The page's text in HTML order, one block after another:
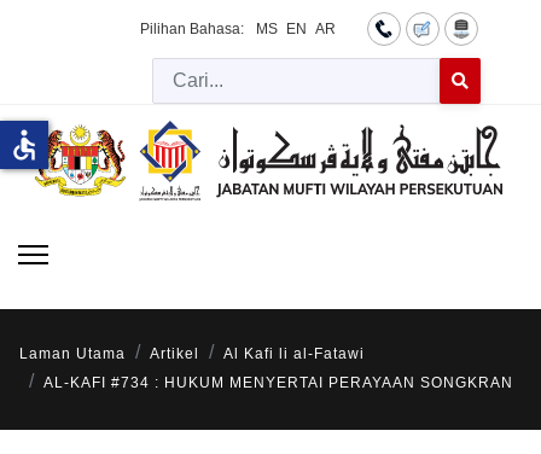
Pilihan Bahasa: MS EN AR
Cari
Laman Utama Artikel
Al Kafi li al-Fatawi
AL-KAFI #734 : HUKUM MENYERTAI PERAYAAN SONGKRAN
accessible